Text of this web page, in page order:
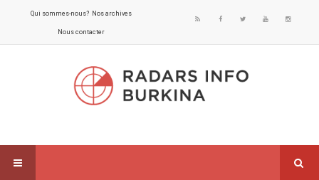
Qui sommes-nous? Nos archives
Nous contacter